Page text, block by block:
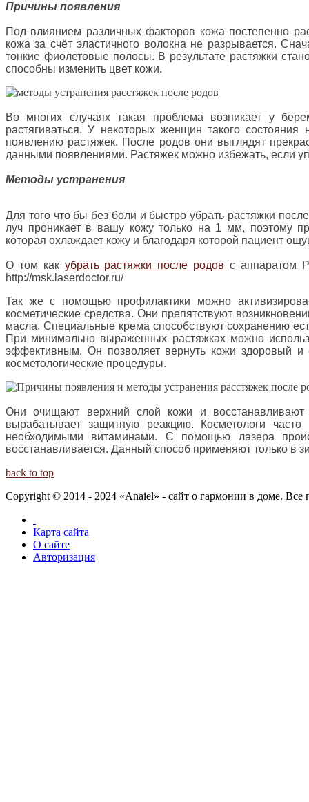
Причины появления
Под влиянием различных факторов кожа постепенно
кожа за счёт эластичного волокна не разрывается.
тонкие фиолетовые полосы. В результате растяжки
способны изменить цвет кожи.
Во многих случаях такая проблема возникает у
растягиваться. У некоторых женщин такого
появлению растяжек. После родов они выглядят
данными появлениями. Растяжек можно избежать, если
Методы устранения
Для того что бы без боли и быстро убрать растяжки
луч проникает в вашу кожу только на 1 мм, поэтому
которая охлаждает кожу и благодаря которой пациент
О том как убрать растяжки после родов с аппаратом
http://msk.laserdoctor.ru/
Так же с помощью профилактики можно
косметические средства. Они препятствуют
масла. Специальные крема способствуют сохранению
При минимально выраженных растяжках можно
эффективным. Он позволяет вернуть кожи здоровый и
косметологические процедуры.
Они очищают верхний слой кожи и
вырабатывает защитную реакцию. Косметологи
необходимыми витаминами. С помощью лазера
восстанавливается. Данный способ применяют только в
back to top
Copyright © 2014 - 2024 «Anaiel» - сайт о гармонии в доме.
Карта сайта
О сайте
Авторизация